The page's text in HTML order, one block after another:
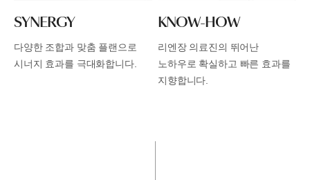
SYNERGY
다양한 조합과 맞춤 플랜으로
시너지 효과를 극대화합니다.
KNOW-HOW
리엔장 의료진의 뛰어난
노하우로 확실하고 빠른 효과를
지향합니다.